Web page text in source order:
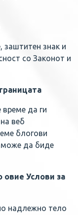
знак и
со Законот и
да ги
веб
блогови
може да биде
овие Услови за
надлежно тело